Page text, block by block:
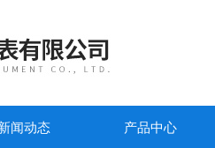
闻动态 产品中心